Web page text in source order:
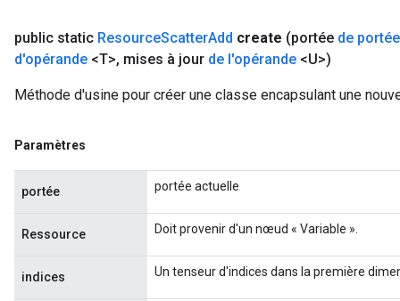
public static ResourceScatterAdd create (portée de portée
d'opérande <T>, mises à jour de l'opérande <U>)
Méthode d'usine pour créer une classe encapsulant une
Paramètres
portée portée actuelle
Ressource Doit provenir d'un nœud « Variable ».
indices Un tenseur d'indices dans la première